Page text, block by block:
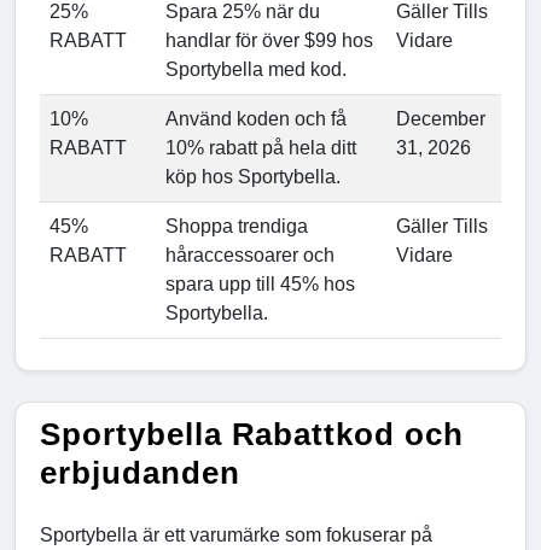
25%
RABATT
Spara 25% när du
handlar för över $99 hos
Sportybella med kod.
Gäller Tills
Vidare
10%
RABATT
Använd koden och få
10% rabatt på hela ditt
köp hos Sportybella.
December
31, 2026
45%
RABATT
Shoppa trendiga
håraccessoarer och
spara upp till 45% hos
Sportybella.
Gäller Tills
Vidare
Sportybella Rabattkod och
erbjudanden
Sportybella är ett varumärke som fokuserar på